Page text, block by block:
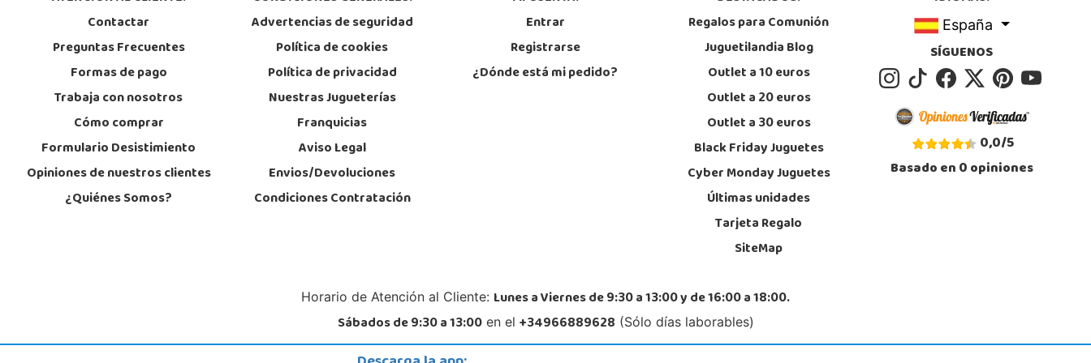
Juguetilandia Jerez de la Frontera
Avenida de Europa, 13
956 317 910
Localizar Tienda
POCAS UNIDADES
Juguetilandia Leganés Juguetilandia Mérida
Jose Saramago de Sousa, 25
924 371 284
Localizar Tienda
POCAS UNIDADES
Parla Centro)
911 905 905
Localizar Tienda
03610, Petrer
966 952 733
Localizar Tienda
Contactar
Preguntas Frecuentes
Formas de pago
Trabaja con nosotros
Cómo comprar
Formulario Desistimiento
Opiniones de nuestros clientes
¿Quiénes Somos?
Advertencias de seguridad
Política de cookies
Política de privacidad
Nuestras Jugueterías
Franquicias
Aviso Legal
Envios/Devoluciones
Condiciones Contratación
Entrar
Registrarse
¿Dónde está mi pedido?
Regalos para Comunión
Juguetilandia Blog
Outlet a 10 euros
Outlet a 20 euros
Outlet a 30 euros
Black Friday Juguetes
Cyber Monday Juguetes
Últimas unidades
Tarjeta Regalo
SiteMap
España
SÍGUENOS
0,0/5
Basado en0opiniones
Horario de Atención al Cliente: Lunes a Viernes de 9:30 a 13:00 y de 16:00 a 18:00.
Sábados de 9:30 a 13:00en el +34966889628 (Sólo días laborables)